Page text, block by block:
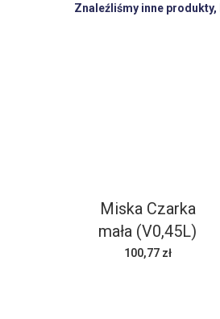
Znaleźliśmy inne
Miska Czarka
mała (V0,45L)
100,77 zł